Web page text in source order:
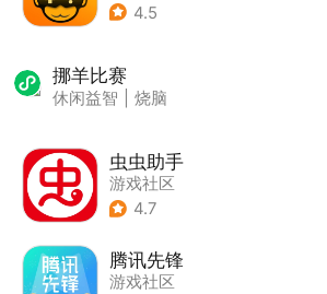
4.5
挪羊比赛
休闲益智 烧脑
虫虫助手
游戏社区
4.7
腾讯先锋
游戏社区